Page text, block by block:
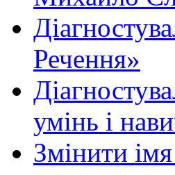
Речення»
умінь і
Змінити